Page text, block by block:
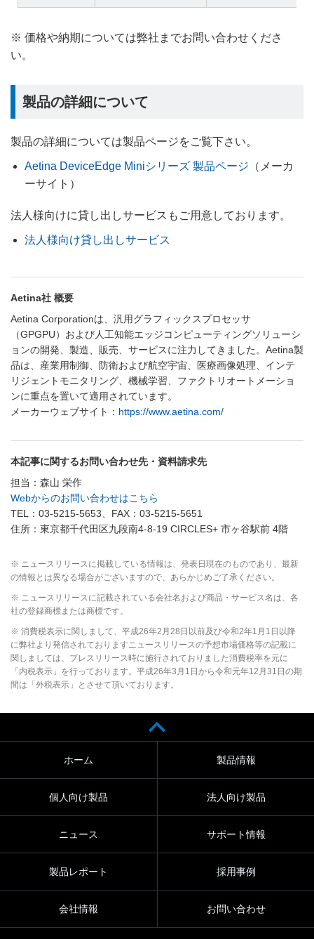
※ 価格や納期については弊社までお問い合わせくださ
い。
製品の詳細について
製品の詳細については製品ページをご覧下さい。
Aetina DeviceEdge Miniシリーズ 製品ページ （メーカ
ーサイト）
法人様向けに貸し出しサービスもご用意しております。
法人様向け貸し出しサービス
Aetina社 概要
Aetina Corporationは、汎用グラフィックスプロセッサ
（GPGPU）および人工知能エッジコンピューティングソリューシ
ョンの開発、製造、販売、サービスに注力してきました。Aetina製
品は、産業用制御、防衛および航空宇宙、医療画像処理、インテ
リジェントモニタリング、機械学習、ファクトリオートメーショ
ンに重点を置いて適用されています。
メーカーウェブサイト： https://www.aetina.com/
本記事に関するお問い合わせ先・資料請求先
担当：森山 栄作
Webからのお問い合わせはこちら
TEL：03-5215-5653、FAX：03-5215-5651
住所：東京都千代田区九段南4-8-19 CIRCLES+ 市ヶ谷駅前 4階
※ ニュースリリースに掲載している情報は、発表日現在のものであり、最新
の情報とは異なる場合がございますので、あらかじめご了承ください。
※ ニュースリリースに記載されている会社名および商品・サービス名は、各
社の登録商標または商標です。
※ 消費税表示に関しまして、平成26年2月28日以前及び令和2年1月1日以降
に弊社より発信されておりますニュースリリースの予想市場価格等の記載に
関しましては、プレスリリース時に施行されておりました消費税率を元に
「内税表示」を行っております。平成26年3月1日から令和元年12月31日の期
間は「外税表示」とさせて頂いております。
ホーム 製品情報
個人向け製品 法人向け製品
ニュース サポート情報
製品レポート 採用事例
会社情報 お問い合わせ